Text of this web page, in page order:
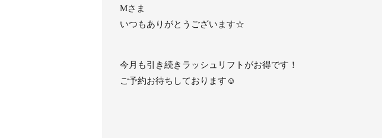
Mさま
いつもありがとうございます☆
今月も引き続きラッシュリフトがお得です！
ご予約お待ちしております☺